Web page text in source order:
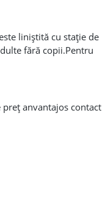
liniștită cu stație de
fără copii.Pentru
anvantajos contact